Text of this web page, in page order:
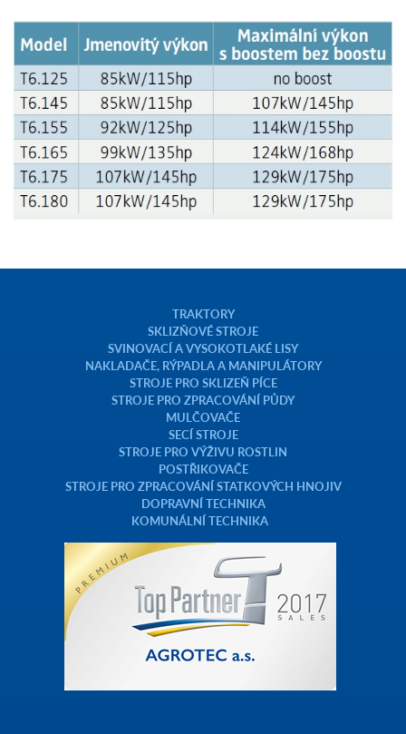
TRAKTORY
SKLIZŇOVÉ STROJE
SVINOVACÍ A VYSOKOTLAKÉ LISY
NAKLADAČE, RÝPADLA A MANIPULÁTORY
STROJE PRO SKLIZEŇ PÍCE
STROJE PRO ZPRACOVÁNÍ PŮDY
MULČOVAČE
SECÍ STROJE
STROJE PRO VÝŽIVU ROSTLIN
POSTŘIKOVAČE
STROJE PRO ZPRACOVÁNÍ STATKOVÝCH HNOJIV
DOPRAVNÍ TECHNIKA
KOMUNÁLNÍ TECHNIKA